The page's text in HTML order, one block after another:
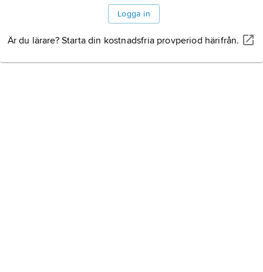
Logga in
Är du lärare? Starta din kostnadsfria provperiod härifrån.